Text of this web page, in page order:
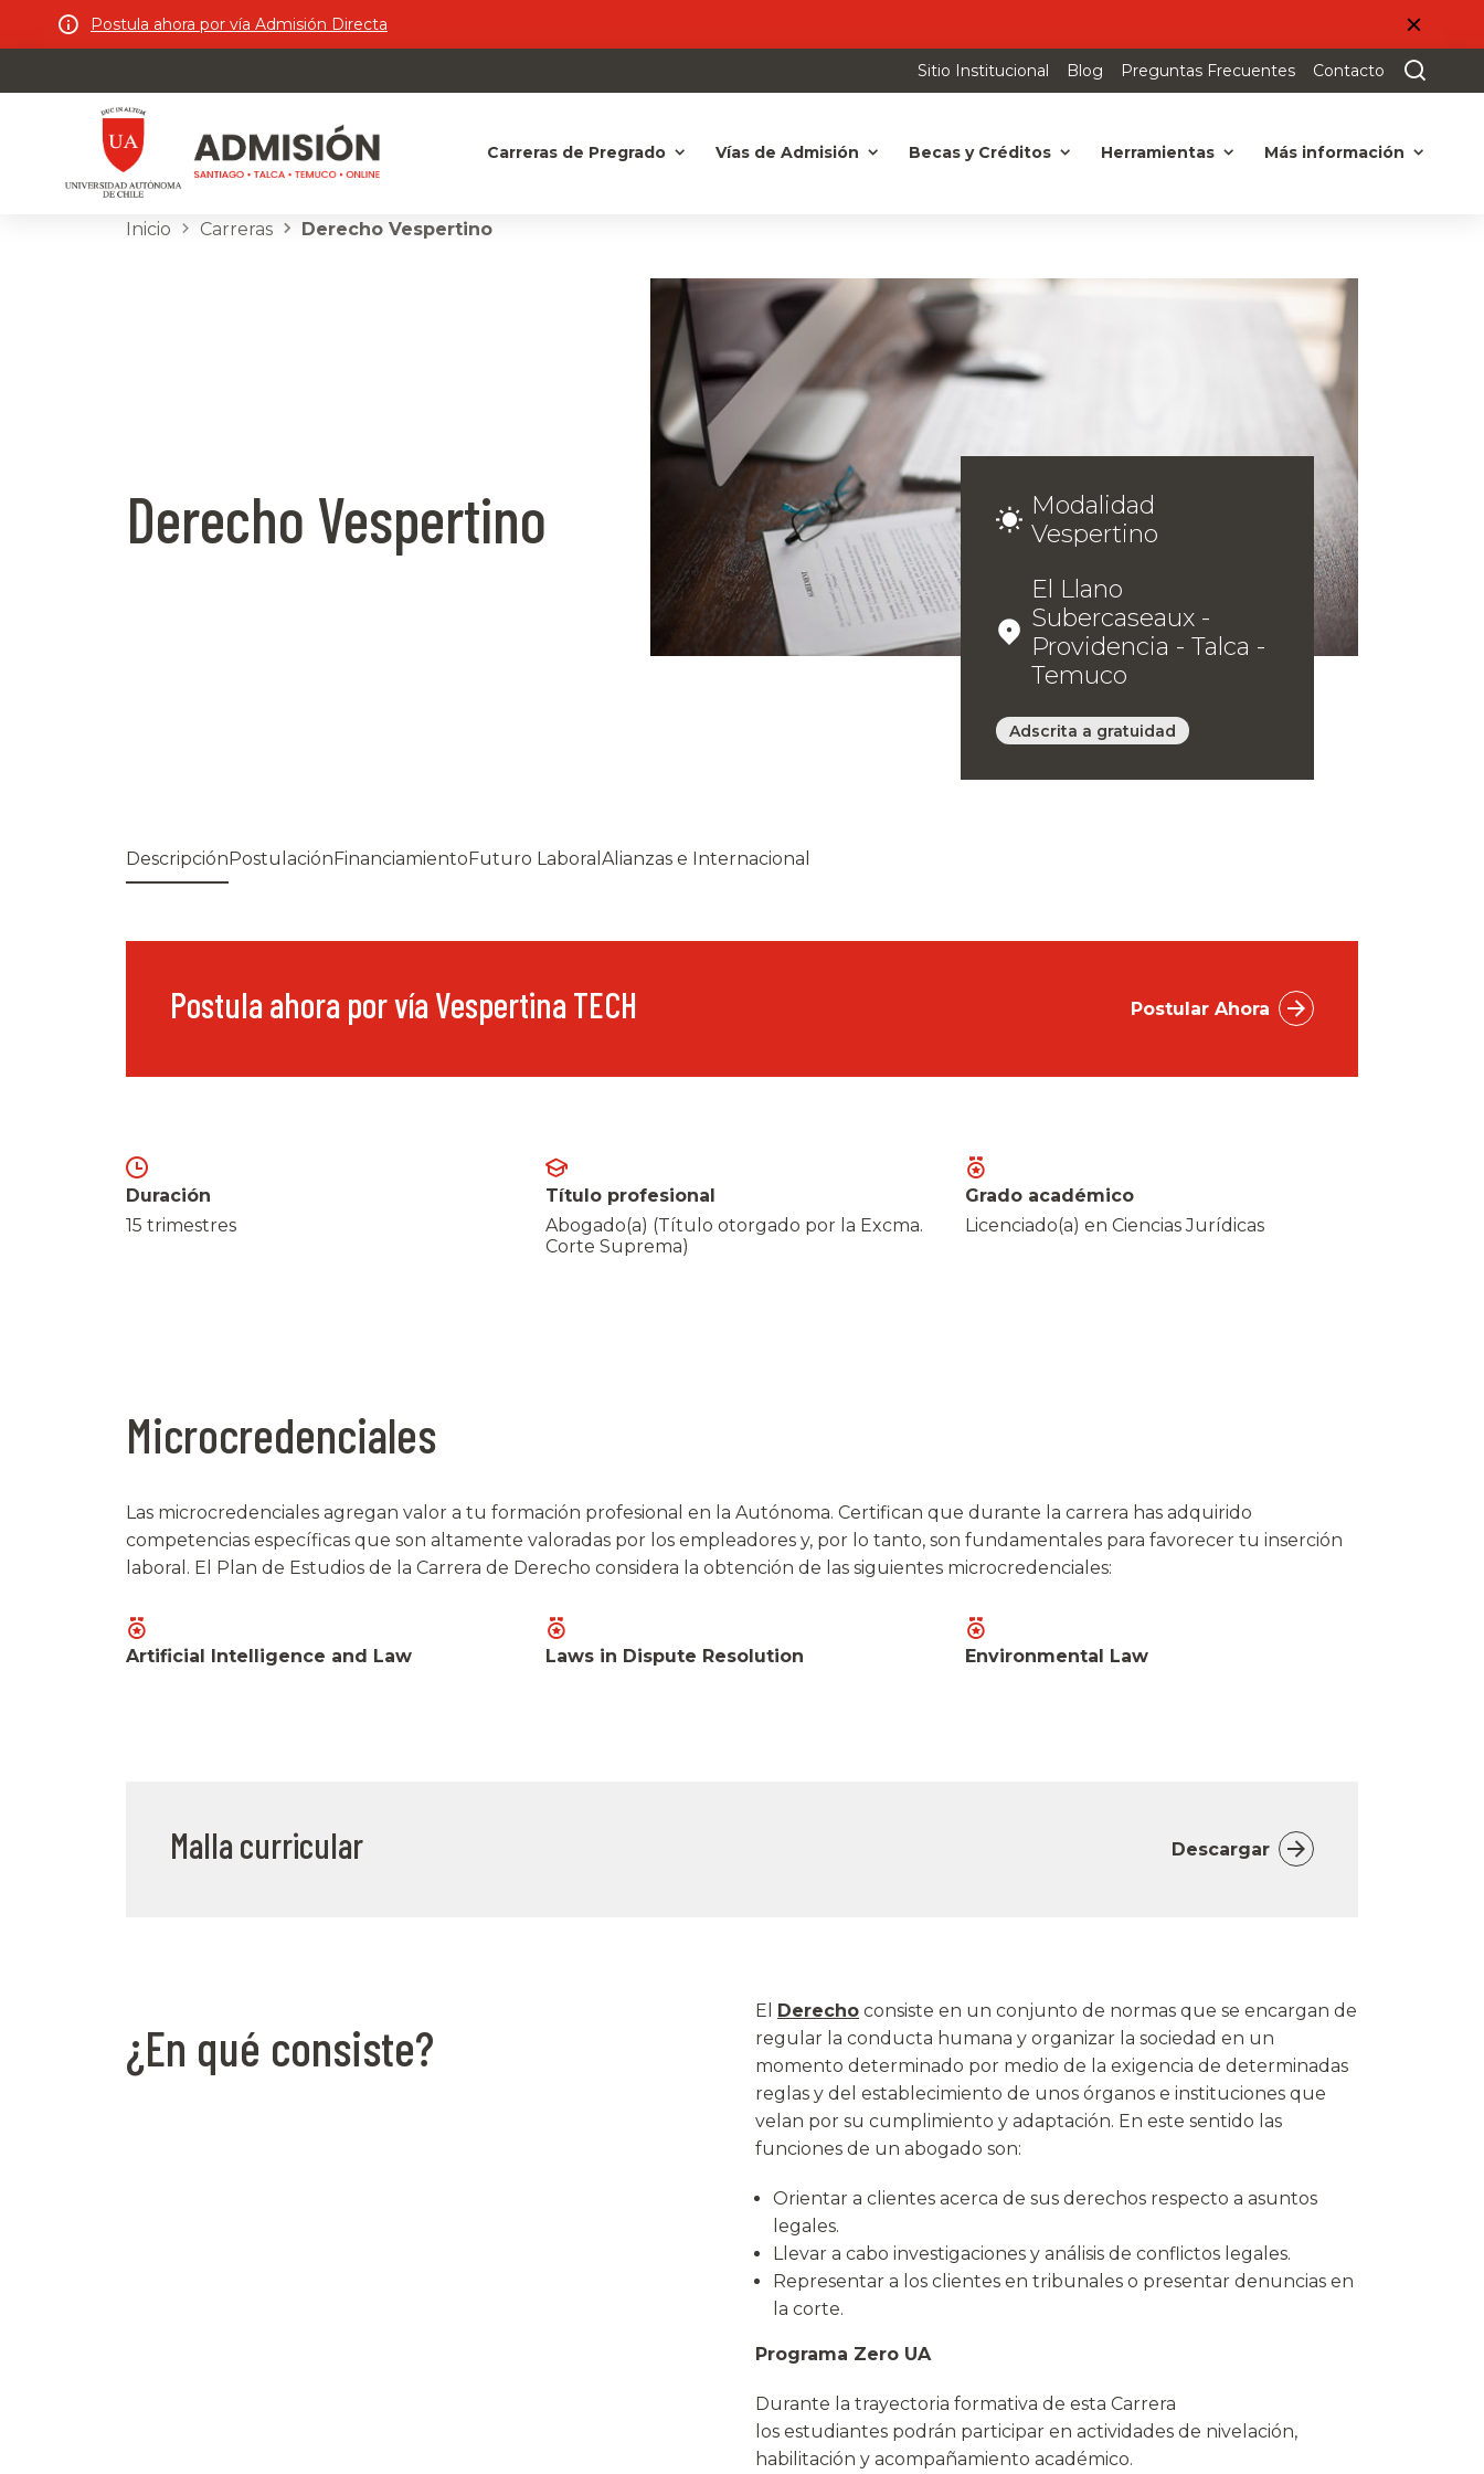
Postula ahora por vía Admisión Directa
Sitio Institucional Blog Preguntas Frecuentes Contacto
Carreras de Pregrado Vías de Admisión Becas y Créditos Herramientas Más información
Inicio Carreras Derecho Vespertino
Derecho Vespertino
Modalidad
Vespertino
El Llano
Subercaseaux -
Providencia - Talca -
Temuco
Adscrita a gratuidad
DescripciónPostulaciónFinanciamientoFuturo Laboral Alianzas e Internacional
Postula ahora por vía Vespertina TECH Postular Ahora
Duración
15 trimestres
Título profesional
Abogado(a) (Título otorgado por la Excma.
Corte Suprema)
Grado académico
Licenciado(a) en Ciencias Jurídicas
Microcredenciales
Las microcredenciales agregan valor a tu formación profesional en la Autónoma. Certifican que durante la carrera has adquirido
competencias específicas que son altamente valoradas por los empleadores y, por lo tanto, son fundamentales para favorecer tu inserción
laboral. El Plan de Estudios de la Carrera de Derecho considera la obtención de las siguientes microcredenciales:
Artificial Intelligence and Law Laws in Dispute Resolution Environmental Law
Malla curricular Descargar
¿En qué consiste?
El Derecho consiste en un conjunto de normas que se encargan de
regular la conducta humana y organizar la sociedad en un
momento determinado por medio de la exigencia de determinadas
reglas y del establecimiento de unos órganos e instituciones que
velan por su cumplimiento y adaptación. En este sentido las
funciones de un abogado son:
Orientar a clientes acerca de sus derechos respecto a asuntos
legales.
Llevar a cabo investigaciones y análisis de conflictos legales.
Representar a los clientes en tribunales o presentar denuncias en
la corte.
Programa Zero UA
Durante la trayectoria formativa de esta Carrera
los estudiantes podrán participar en actividades de nivelación,
habilitación y acompañamiento académico.